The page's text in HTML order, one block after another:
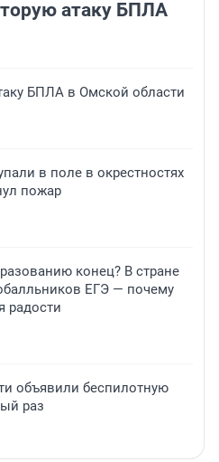
атаку БПЛА
БПЛА в Омской области
в поле в окрестностях
пожар
конец? В стране
ЕГЭ — почему
радости
объявили беспилотную
раз